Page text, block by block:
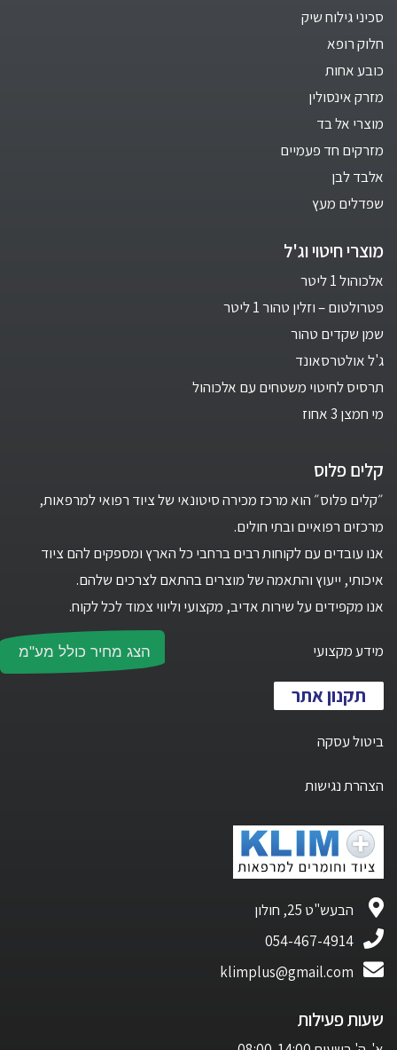
הצג מחיר כולל מע"מ
סכיני גילוח שיק
חלוק רופא
כובע אחות
מזרק אינסולין
מוצרי אל בד
מזרקים חד פעמיים
אלבד לבן
שפדלים מעץ
מוצרי חיטוי וג'ל
אלכוהול 1 ליטר
פטרולטום – וזלין טהור 1 ליטר
שמן שקדים טהור
ג'ל אולטרסאונד
תרסיס לחיטוי משטחים עם אלכוהול
מי חמצן 3 אחוז
קלים פלוס
״קלים פלוס״ הוא מרכז מכירה סיטונאי של ציוד רפואי למרפאות,
מרכזים רפואיים ובתי חולים.
אנו עובדים עם לקוחות רבים ברחבי כל הארץ ומספקים להם ציוד
איכותי, ייעוץ והתאמה של מוצרים בהתאם לצרכים שלהם.
אנו מקפידים על שירות אדיב, מקצועי וליווי צמוד לכל לקוח.
מידע מקצועי
תקנון אתר
ביטול עסקה
הצהרת נגישות
הבעש"ט 25, חולון
054-467-4914
klimplus@gmail.com
שעות פעילות